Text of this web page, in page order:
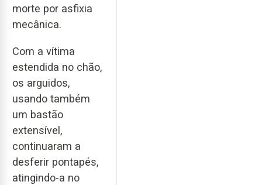
morte por asfixia
mecânica.
Com a vítima
estendida no chão,
os arguidos,
usando também
um bastão
extensível,
continuaram a
desferir pontapés,
atingindo-a no